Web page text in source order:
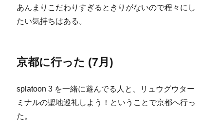
あんまりこだわりすぎるときりがないので程々にし
たい気持ちはある。
京都に行った (7月)
splatoon 3 を一緒に遊んでる人と、リュウグウター
ミナルの聖地巡礼しよう！ということで京都へ行っ
た。